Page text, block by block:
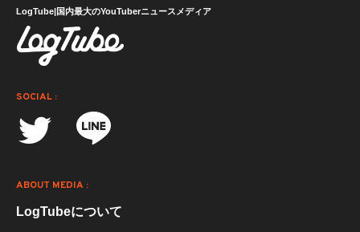
LogTube|国内最大のYouTuberニュースメディア
SOCIAL :
ABOUT MEDIA :
LogTubeについて